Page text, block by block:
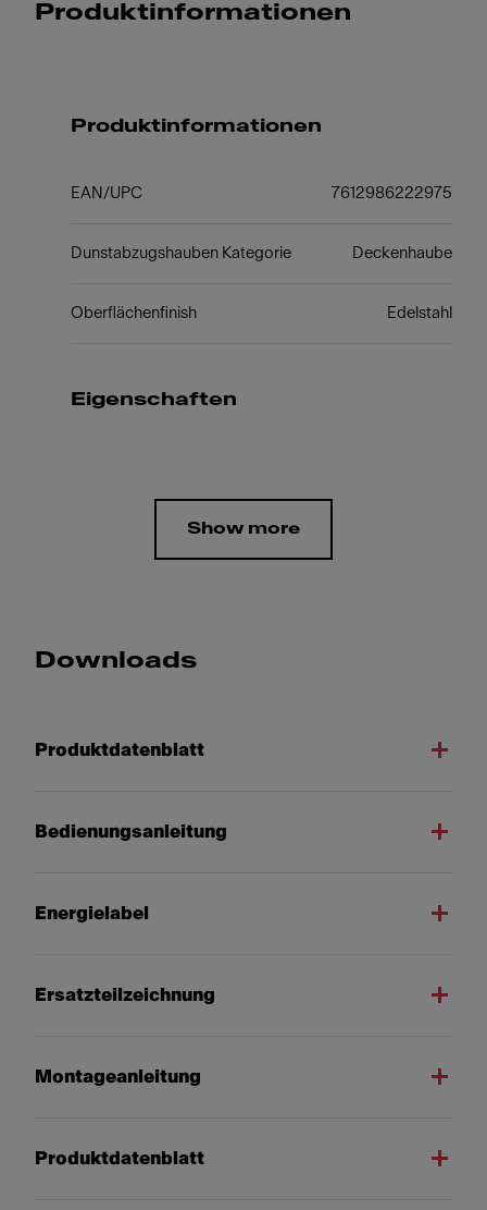
Produktinformationen
Produktinformationen
EAN/UPC 7612986222975
Dunstabzugshauben Kategorie Deckenhaube
Oberflächenfinish Edelstahl
Eigenschaften
Show more
Downloads
Produktdatenblatt
Bedienungsanleitung
Energielabel
Ersatzteilzeichnung
Montageanleitung
Produktdatenblatt